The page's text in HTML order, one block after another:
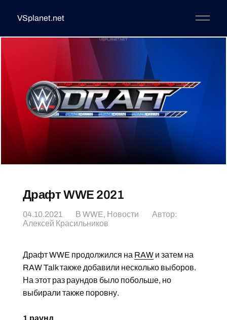
VSplanet.net
Драфт WWE 2021
04.10.2021 В WWE, Новости
Автор:
Алексей Красильников
Драфт WWE продолжился на RAWи затем на
RAW Talk также добавили несколько выборов.
На этот раз раундов было побольше, но
выбирали также поровну.
1 раунд